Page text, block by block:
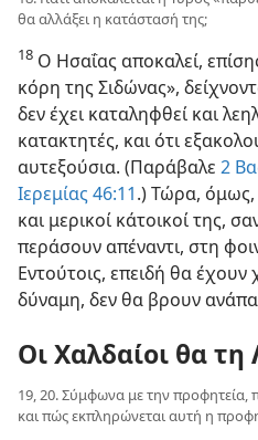
θα αλλάξει η κατάστασή της;
18 Ο Ησαΐας αποκαλεί,
κόρη της Σιδώνας»,
δεν έχει καταληφθεί και
κατακτητές, και ότι
αυτεξούσια. (Παράβαλε 2
Ιερεμίας 46:11.) Τώρα, όμως,
και μερικοί κάτοικοί της,
περάσουν απέναντι, στη
Εντούτοις, επειδή θα έχουν
δύναμη, δεν θα βρουν
Οι Χαλδαίοι θα
19, 20. Σύμφωνα με την προφητεία,
και πώς εκπληρώνεται αυτή η